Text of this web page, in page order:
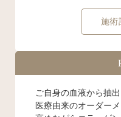
施術
ご自身の血液から抽
医療由来のオーダー